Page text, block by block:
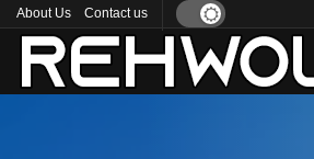
About Us Contact us